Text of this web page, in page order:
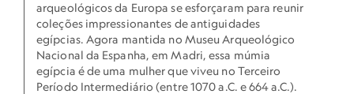
arqueológicos da Europa se esforçaram para reunir
coleções impressionantes de antiguidades
egípcias. Agora mantida no Museu Arqueológico
Nacional da Espanha, em Madri, essa múmia
egípcia é de uma mulher que viveu no Terceiro
Período Intermediário (entre 1070 a.C. e 664 a.C.).